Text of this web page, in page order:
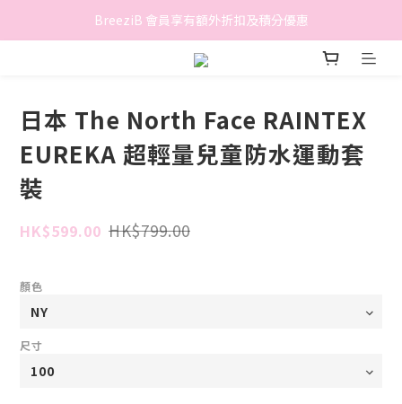
香港地區滿$500免費送貨 (離島區及偏遠地區除外)
BreeziB 會員享有額外折扣及積分優惠
香港地區滿$500免費送貨 (離島區及偏遠地區除外)
日本 The North Face RAINTEX
EUREKA 超輕量兒童防水運動套
裝
HK$599.00 HK$799.00
顏色
尺寸